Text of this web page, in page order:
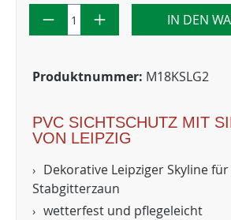
IN DEN
Produktnummer: M18KSLG2
PVC SICHTSCHUTZ MIT
VON LEIPZIG
Dekorative Leipziger Skyline
Stabgitterzaun
wetterfest und pflegeleicht